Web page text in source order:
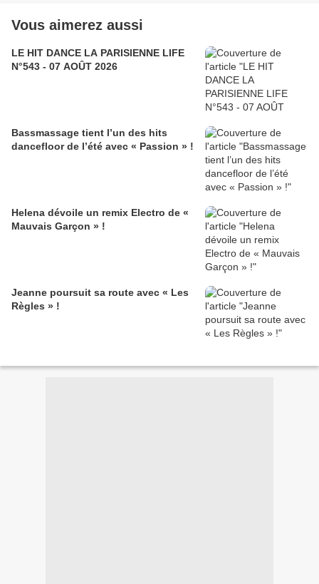
Vous aimerez aussi
LE HIT DANCE LA PARISIENNE LIFE
N°543 - 07 AOÛT 2026
Bassmassage tient l’un des hits
dancefloor de l’été avec « Passion » !
Helena dévoile un remix Electro de «
Mauvais Garçon » !
Jeanne poursuit sa route avec « Les
Règles » !